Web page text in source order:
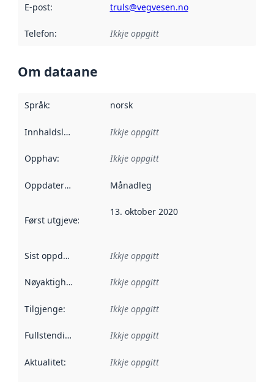
E-post: truls@vegvesen.no
Telefon: Ikkje oppgitt
Om dataane
Språk: norsk
Innhaldsleverandørar :
Ikkje oppgitt
Opphav: Ikkje oppgitt
Oppdateringsfrekvens :
Månadleg
Først utgjeve:
13. oktober 2020
Sist oppdatert Ikkje oppgitt
Nøyaktigheit Ikkje oppgitt
Tilgjenge: Ikkje oppgitt
Fullstendigheit Ikkje oppgitt
Aktualitet: Ikkje oppgitt